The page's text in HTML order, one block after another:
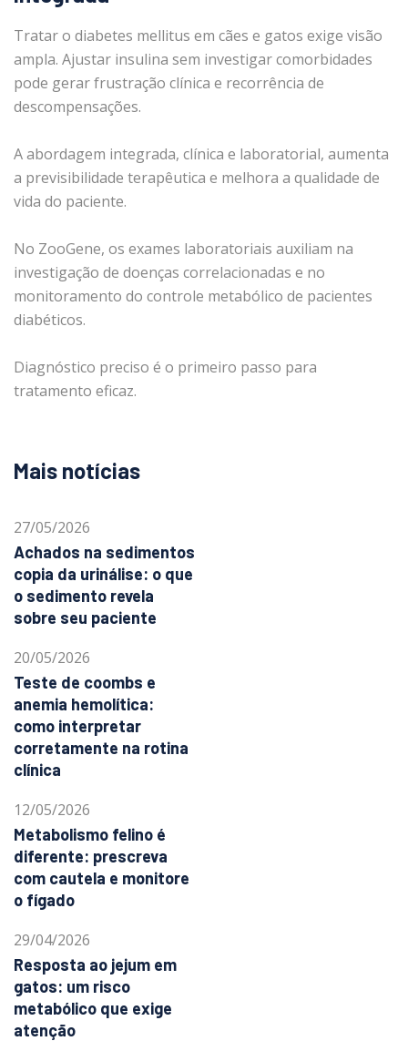
Tratar o diabetes mellitus em cães e gatos exige visão
ampla. Ajustar insulina sem investigar comorbidades
pode gerar frustração clínica e recorrência de
descompensações.
A abordagem integrada, clínica e laboratorial, aumenta
a previsibilidade terapêutica e melhora a qualidade de
vida do paciente.
No ZooGene, os exames laboratoriais auxiliam na
investigação de doenças correlacionadas e no
monitoramento do controle metabólico de pacientes
diabéticos.
Diagnóstico preciso é o primeiro passo para
tratamento eficaz.
Mais notícias
27/05/2026
Achados na sedimentos
copia da urinálise: o que
o sedimento revela
sobre seu paciente
20/05/2026
Teste de coombs e
anemia hemolítica:
como interpretar
corretamente na rotina
clínica
12/05/2026
Metabolismo felino é
diferente: prescreva
com cautela e monitore
o fígado
29/04/2026
Resposta ao jejum em
gatos: um risco
metabólico que exige
atenção